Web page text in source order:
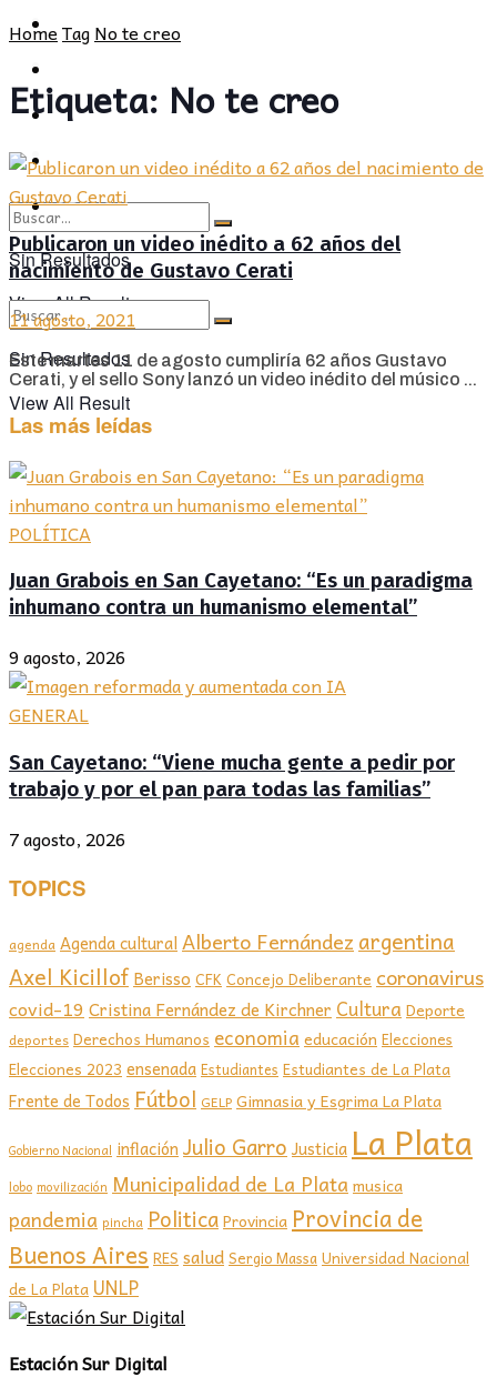
CULTURA
Sin Resultados
View All Result
PROVINCIA
SOCIEDAD
CULTURA
OPINIÓN
Sin Resultados
View All Result
HomeTagNo te creo
Etiqueta: No te creo
Publicaron un video inédito a 62 años del
nacimiento de Gustavo Cerati
11 agosto, 2021
Este martes 11 de agosto cumpliría 62 años Gustavo
Cerati, y el sello Sony lanzó un video inédito del músico ...
Las más leídas
POLÍTICA
Juan Grabois en San Cayetano: “Es un paradigma
inhumano contra un humanismo elemental”
9 agosto, 2026
GENERAL
San Cayetano: “Viene mucha gente a pedir por
trabajo y por el pan para todas las familias”
7 agosto, 2026
TOPICS
agenda Agenda culturalAlberto Fernández argentina
Axel Kicillof Berisso CFKConcejo Deliberante coronavirus
covid-19 Cristina Fernández de Kirchner Cultura Deporte
deportes Derechos Humanos economia educación Elecciones
Elecciones 2023 ensenada Estudiantes Estudiantes de La Plata
Frente de Todos Fútbol GELP Gimnasia y Esgrima La Plata
Gobierno Nacional inflación Julio Garro Justicia La Plata
lobo movilización Municipalidad de La Plata musica
pandemia pincha PoliticaProvincia Provincia de
Buenos Aires RES saludSergio MassaUniversidad Nacional
de La Plata UNLP
Estación Sur Digital